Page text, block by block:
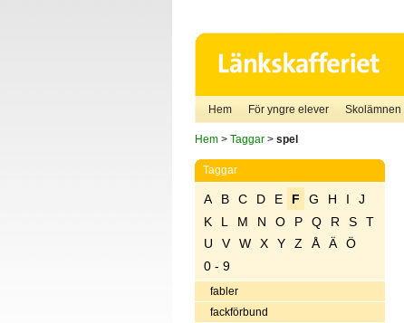
Hem För yngre elever Skolämnen
Hem> Taggar> spel
Taggar
A B C D E F G H I
J
K
L M N O P Q R S
T
U
V W X Y Z Å Ä
Ö
0 - 9
fabler
fackförbund